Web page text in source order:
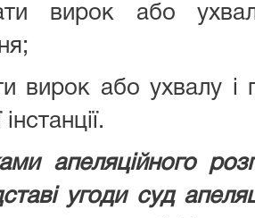
вирок або
вирок або ухвалу і
апеляційного
угоди суд